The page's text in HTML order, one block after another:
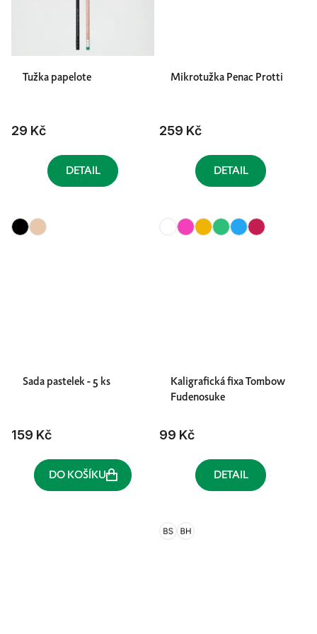
Tužka papelote
29 Kč
DETAIL
Mikrotužka Penac Protti
259 Kč
DETAIL
Sada pastelek - 5 ks
159 Kč
DO KOŠÍKU
Kaligrafická fixa Tombow
Fudenosuke
99 Kč
DETAIL